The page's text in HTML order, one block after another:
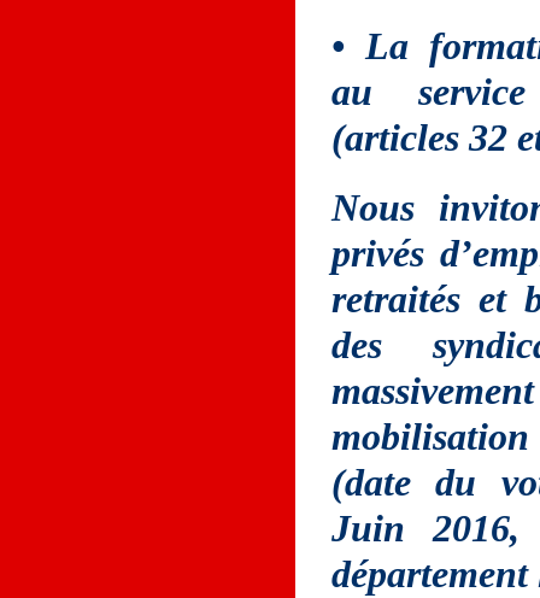
• La
au
(articles 32
Nous
privés
retraités et
des
(date du
Juin 2016,